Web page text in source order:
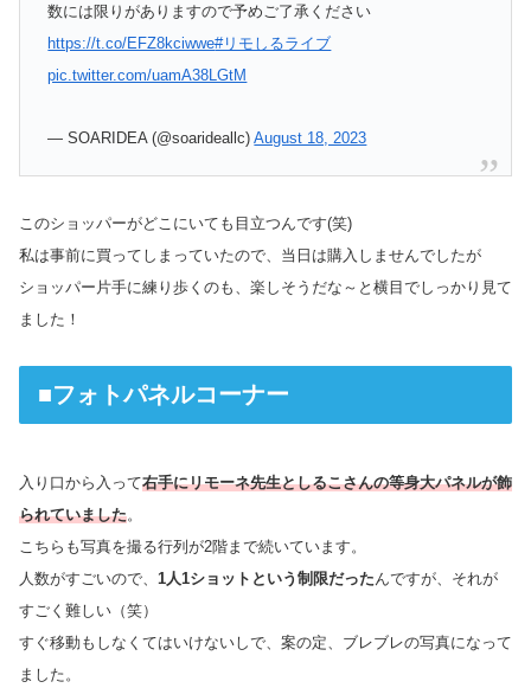
数には限りがありますので予めご了承ください
https://t.co/EFZ8kciwwe#リモしるライブ
pic.twitter.com/uamA38LGtM
— SOARIDEA (@soarideallc)August 18, 2023
このショッパーがどこにいても目立つんです(笑)
私は事前に買ってしまっていたので、当日は購入しませんでしたが
ショッパー片手に練り歩くのも、楽しそうだな～と横目でしっかり見て
ました！
■フォトパネルコーナー
入り口から入って右手にリモーネ先生としるこさんの等身大パネルが飾
られていました。
こちらも写真を撮る行列が2階まで続いています。
人数がすごいので、 1人1ショットという制限だった んですが、それが
すごく難しい（笑）
すぐ移動もしなくてはいけないしで、案の定、ブレブレの写真になって
ました。